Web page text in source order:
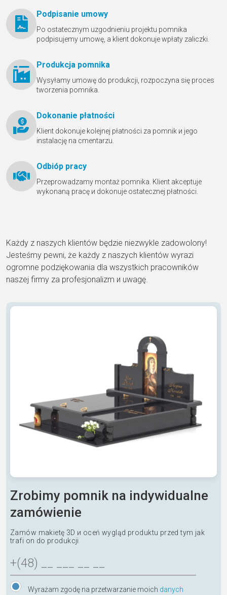
Podpisanie umowy
Po ostatecznym uzgodnieniu projektu pomnika
podpisujemy umowę, a klient dokonuje wpłaty zaliczki.
Produkcja pomnika
Wysyłamy umowę do produkcji, rozpoczyna się proces
tworzenia pomnika.
Dokonanie płatności
Klient dokonuje kolejnej płatności za pomnik и jego
instalację na cmentarzu.
Odbióр pracy
Przeprowadzamy montaż pomnika. Klient akceptuje
wykonaną pracę и dokonuje ostatecznej płatności.
Każdy z naszych klientów będzie niezwykle zadowolony!
Jesteśmy pewni, że każdy z naszych klientów wyrazi
ogromne podziękowania dla wszystkich pracowników
naszej firmy za profesjonalizm и uwagę.
Zrobimy pomnik na indywidualne
zamówienie
Zamów makietę 3D и oceń wygląd produktu przed tym jak
trafi on do produkcji
Wyrażam zgodę na przetwarzanie moich danych